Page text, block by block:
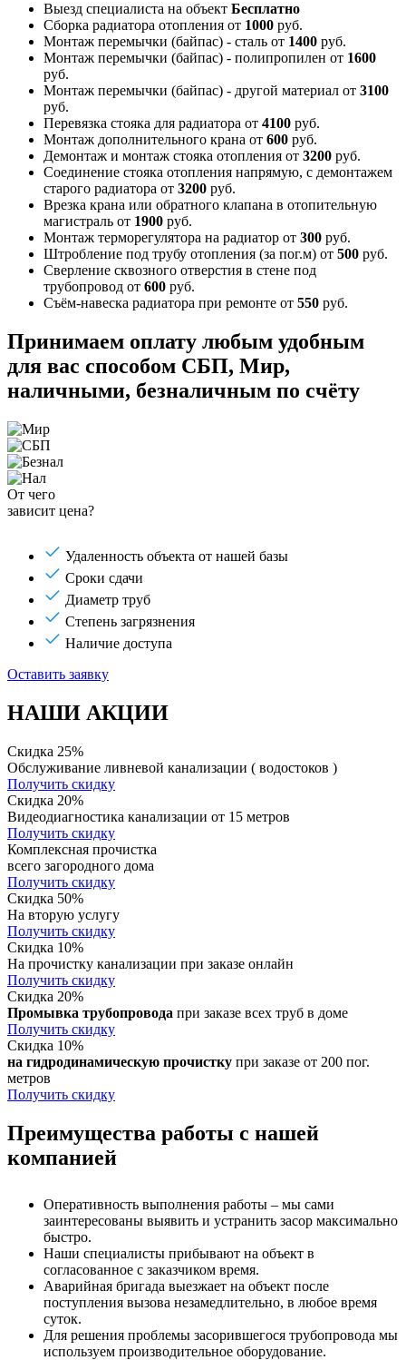
Выезд специалиста на объект Бесплатно
Сборка радиатора отопления от 1000 руб.
Монтаж перемычки (байпас) - сталь от 1400 руб.
Монтаж перемычки (байпас) - полипропилен от 1600
руб.
Монтаж перемычки (байпас) - другой материал от 3100
руб.
Перевязка стояка для радиатора от 4100 руб.
Монтаж дополнительного крана от 600 руб.
Демонтаж и монтаж стояка отопления от 3200 руб.
Соединение стояка отопления напрямую, с демонтажем
старого радиатора от 3200 руб.
Врезка крана или обратного клапана в отопительную
магистраль от 1900 руб.
Монтаж терморегулятора на радиатор от 300 руб.
Штробление под трубу отопления (за пог.м) от 500 руб.
Сверление сквозного отверстия в стене под
трубопровод от 600 руб.
Съём-навеска радиатора при ремонте от 550 руб.
Принимаем оплату любым удобным
для вас способом СБП, Мир,
наличными, безналичным по счёту
От чего
зависит цена?
Удаленность объекта от нашей базы
Сроки сдачи
Диаметр труб
Степень загрязнения
Наличие доступа
Оставить заявку
НАШИ АКЦИИ
Скидка 25%
Обслуживание ливневой канализации ( водостоков )
Получить скидку
Скидка 20%
Видеодиагностика канализации от 15 метров
Получить скидку
Комплексная прочистка
всего загородного дома
Получить скидку
Скидка 50%
На вторую услугу
Получить скидку
Скидка 10%
На прочистку канализации при заказе онлайн
Получить скидку
Скидка 20%
Промывка трубопровода при заказе всех труб в доме
Получить скидку
Скидка 10%
на гидродинамическую прочистку при заказе от 200 пог.
метров
Получить скидку
Преимущества работы с нашей
компанией
Оперативность выполнения работы – мы сами
заинтересованы выявить и устранить засор максимально
быстро.
Наши специалисты прибывают на объект в
согласованное с заказчиком время.
Аварийная бригада выезжает на объект после
поступления вызова незамедлительно, в любое время
суток.
Для решения проблемы засорившегося трубопровода мы
используем производительное оборудование.